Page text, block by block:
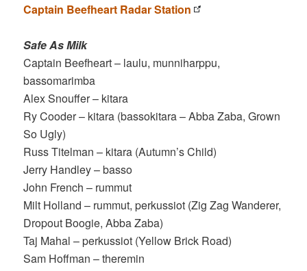
Captain Beefheart Radar Station
Safe As Milk
Captain Beefheart – laulu, munniharppu,
bassomarimba
Alex Snouffer – kitara
Ry Cooder – kitara (bassokitara – Abba Zaba, Grown
So Ugly)
Russ Titelman – kitara (Autumn’s Child)
Jerry Handley – basso
John French – rummut
Milt Holland – rummut, perkussiot (Zig Zag Wanderer,
Dropout Boogie, Abba Zaba)
Taj Mahal – perkussiot (Yellow Brick Road)
Sam Hoffman – theremin